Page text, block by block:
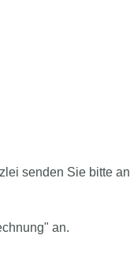
senden Sie bitte an
an.